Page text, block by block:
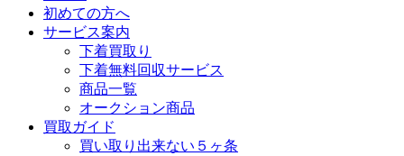
初めての方へ
サービス案内
下着買取り
下着無料回収サービス
商品一覧
オークション商品
買取ガイド
買い取り出来ない５ヶ条